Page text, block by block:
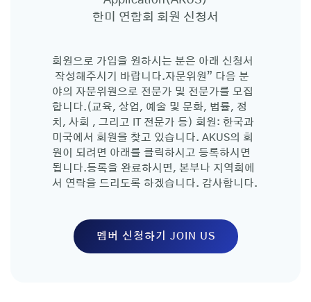
한미 연합회 회원 신청서
회원으로 가입을 원하시는 분은 아래 신청서
작성해주시기 바랍니다.​자문위원” 다음 분
야의 자문위원으로 전문가 및 전문가를 모집
합니다.(교육, 상업, 예술 및 문화, 법률, 정
치, 사회 , 그리고 IT 전문가 등) 회원: 한국과
미국에서 회원을 찾고 있습니다. AKUS의 회
원이 되려면 아래를 클릭하시고 등록하시면
됩니다.등록을 완료하시면, 본부나 지역회에
서 연락을 드리도록 하겠습니다. 감사합니다.
멤버 신청하기 JOIN US